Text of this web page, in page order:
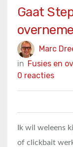
Gaat
Marc
in Fusies en
0 reacties
Ik wil weleens
of clickbait